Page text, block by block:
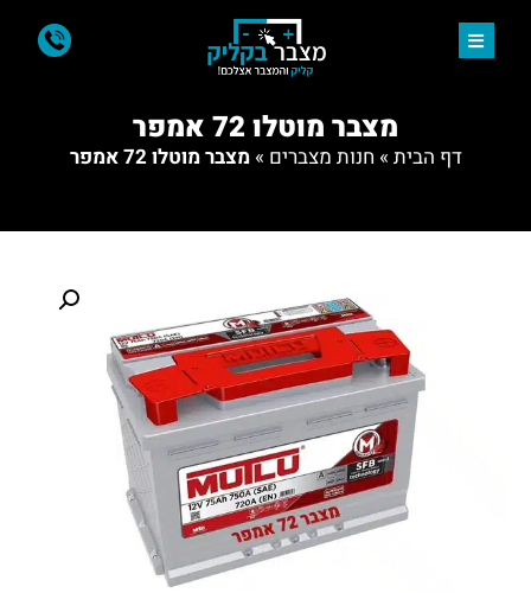
מצבר מוטלו 72 אמפר
דף הבית » חנות מצברים »מצבר מוטלו 72 אמפר